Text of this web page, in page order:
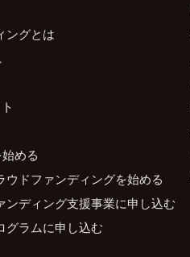
ングとは
める
ウドファンディングを始める
ンディング支援事業に申し込む
グラムに申し込む